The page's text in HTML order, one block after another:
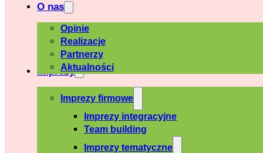
O nas
Opinie
Realizacje
Partnerzy
Aktualności
Imprezy
Imprezy firmowe
Imprezy integracyjne
Team building
Imprezy tematyczne